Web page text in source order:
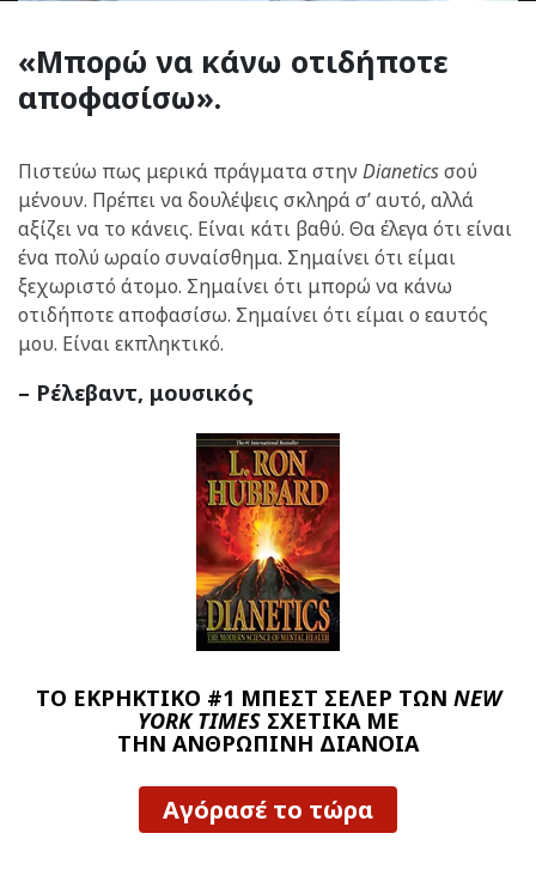
«Μπορώ να κάνω οτιδήποτε
αποφασίσω».
Πιστεύω πως μερικά πράγματα στην Dianeticsσού
μένουν. Πρέπει να δουλέψεις σκληρά σ’ αυτό, αλλά
αξίζει να το κάνεις. Είναι κάτι βαθύ. Θα έλεγα ότι είναι
ένα πολύ ωραίο συναίσθημα. Σημαίνει ότι είμαι
ξεχωριστό άτομο. Σημαίνει ότι μπορώ να κάνω
οτιδήποτε αποφασίσω. Σημαίνει ότι είμαι ο εαυτός
μου. Είναι εκπληκτικό.
– Ρέλεβαντ, μουσικός
ΤΟ ΕΚΡΗΚΤΙΚΟ #1 ΜΠΕΣΤ ΣΕΛΕΡ ΤΩΝ NEW
YORK TIMESΣΧΕΤΙΚΑ ΜΕ
ΤΗΝ ΑΝΘΡΩΠΙΝΗ ΔΙΑΝΟΙΑ
Αγόρασέ το τώρα